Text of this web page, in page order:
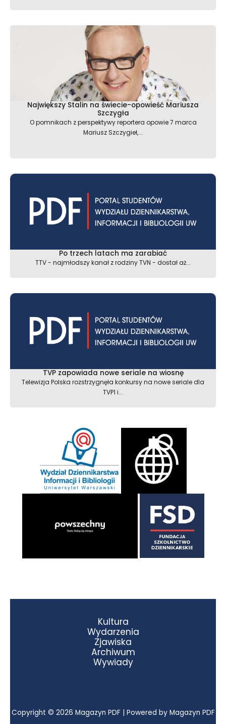
Największy Stalin na świecie-opowieść Mariusza
Szczygła
O pomnikach z perspektywy reportera opowie 7 marca
Mariusz Szczygieł,...
Po trzech latach ma zarabiać
TTV - najmłodszy kanał z rodziny TVN - dostał aż...
TVP zapowiada nowe seriale na wiosnę
Telewizja Polska rozstrzygnęła konkursy na nowe seriale dla
TVP1 i...
Kultura
Wydarzenia
Zjawiska
Archiwum
Wywiady
Copyright © 2026 Magazyn PDF | Powered by Magazyn PDF